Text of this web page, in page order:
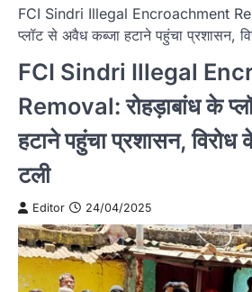
FCI Sindri Illegal Encroachment
प्लॉट से अवैध कब्जा हटाने पहुंचा प्रशासन,
FCI Sindri Illegal
Removal: रोहड़ाबांध के
हटाने पहुंचा प्रशासन, विरोध
टली
Editor 24/04/2025